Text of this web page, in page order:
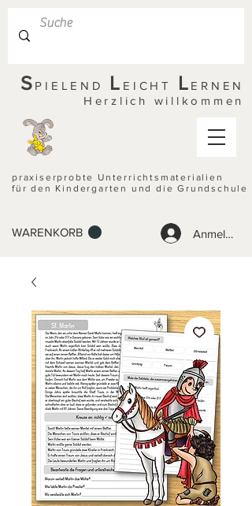
S PIELEND L EICHT L ERNEN
Herzlich willkommen
praxiserprobte Unterrichtsmaterialien
für den Kindergarten und die Grundschule
WARENKORB Anmelden